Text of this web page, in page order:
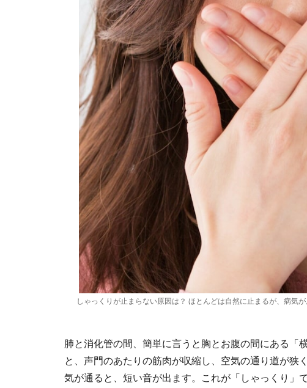
しゃっくりが止まらない原因は？ ほとんどは自然に止まるが、病気
肺と消化管の間、簡単に言うと胸とお腹の間にある「
と、声門のあたりの筋肉が収縮し、空気の通り道が狭
気が通ると、短い音が出ます。これが「しゃっくり」